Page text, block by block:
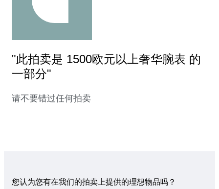
"此拍卖是 1500欧元以上奢华腕表 的
一部分"
请不要错过任何拍卖
您认为您有在我们的拍卖上提供的理想物品吗？